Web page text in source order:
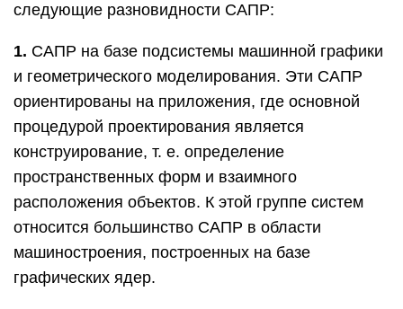
следующие разновидности САПР:
1. САПР на базе подсистемы машинной графики
и геометрического моделирования. Эти САПР
ориентированы на приложения, где основной
процедурой проектирования является
конструирование, т. е. определение
пространственных форм и взаимного
расположения объектов. К этой группе систем
относится большинство САПР в области
машиностроения, построенных на базе
графических ядер.